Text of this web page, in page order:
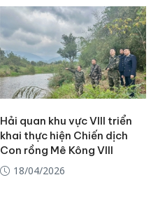
Hải quan khu vực VIII triển
khai thực hiện Chiến dịch
Con rồng Mê Kông VIII
18/04/2026